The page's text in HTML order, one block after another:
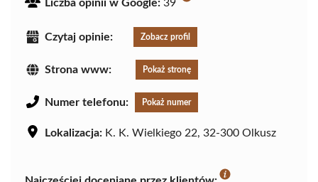
Liczba opinii w Google: 39
Czytaj opinie: Zobacz profil
Strona www: Pokaż stronę
Numer telefonu: Pokaż numer
Lokalizacja: K. K. Wielkiego 22, 32-300 Olkusz